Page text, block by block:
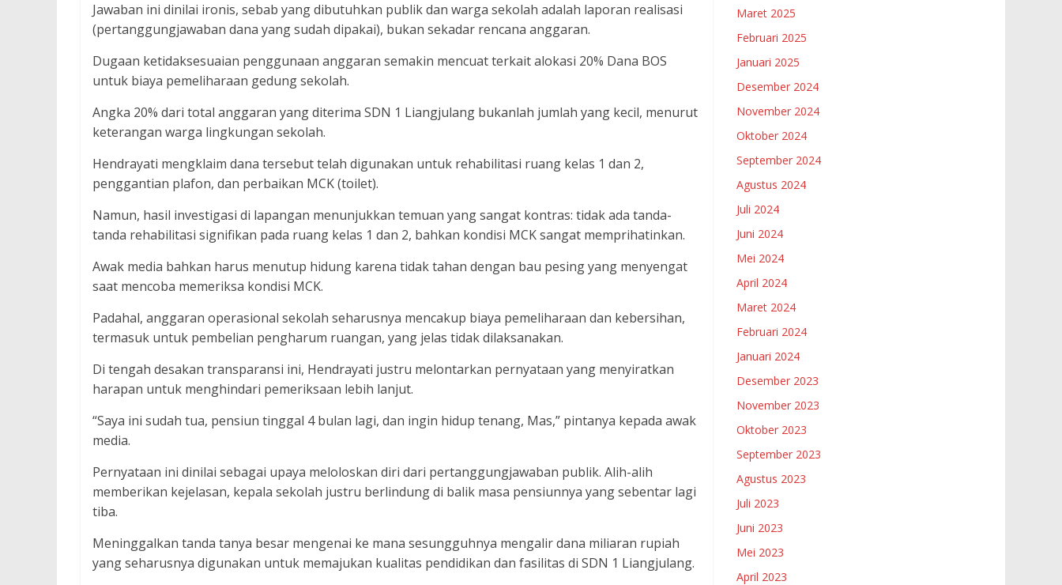
Jawaban ini dinilai ironis, sebab yang dibutuhkan publik dan warga sekolah adalah laporan realisasi
(pertanggungjawaban dana yang sudah dipakai), bukan sekadar rencana anggaran.
Dugaan ketidaksesuaian penggunaan anggaran semakin mencuat terkait alokasi 20% Dana BOS
untuk biaya pemeliharaan gedung sekolah.
Angka 20% dari total anggaran yang diterima SDN 1 Liangjulang bukanlah jumlah yang kecil, menurut
keterangan warga lingkungan sekolah.
Hendrayati mengklaim dana tersebut telah digunakan untuk rehabilitasi ruang kelas 1 dan 2,
penggantian plafon, dan perbaikan MCK (toilet).
Namun, hasil investigasi di lapangan menunjukkan temuan yang sangat kontras: tidak ada tanda-
tanda rehabilitasi signifikan pada ruang kelas 1 dan 2, bahkan kondisi MCK sangat memprihatinkan.
Awak media bahkan harus menutup hidung karena tidak tahan dengan bau pesing yang menyengat
saat mencoba memeriksa kondisi MCK.
Padahal, anggaran operasional sekolah seharusnya mencakup biaya pemeliharaan dan kebersihan,
termasuk untuk pembelian pengharum ruangan, yang jelas tidak dilaksanakan.
Di tengah desakan transparansi ini, Hendrayati justru melontarkan pernyataan yang menyiratkan
harapan untuk menghindari pemeriksaan lebih lanjut.
“Saya ini sudah tua, pensiun tinggal 4 bulan lagi, dan ingin hidup tenang, Mas,” pintanya kepada awak
media.
Pernyataan ini dinilai sebagai upaya meloloskan diri dari pertanggungjawaban publik. Alih-alih
memberikan kejelasan, kepala sekolah justru berlindung di balik masa pensiunnya yang sebentar lagi
tiba.
Meninggalkan tanda tanya besar mengenai ke mana sesungguhnya mengalir dana miliaran rupiah
yang seharusnya digunakan untuk memajukan kualitas pendidikan dan fasilitas di SDN 1 Liangjulang.
Maret 2025
Februari 2025
Januari 2025
Desember 2024
November 2024
Oktober 2024
September 2024
Agustus 2024
Juli 2024
Juni 2024
Mei 2024
April 2024
Maret 2024
Februari 2024
Januari 2024
Desember 2023
November 2023
Oktober 2023
September 2023
Agustus 2023
Juli 2023
Juni 2023
Mei 2023
April 2023